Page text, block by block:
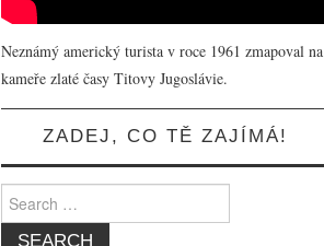
Neznámý americký turista v roce 1961 zmapoval na
kameře zlaté časy Titovy Jugoslávie.
ZADEJ, CO TĚ ZAJÍMÁ!
Search for: